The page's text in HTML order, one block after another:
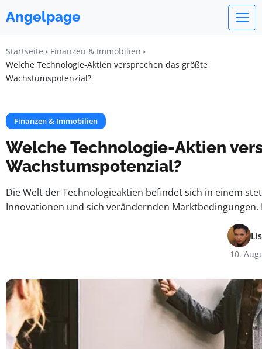
Angelpage
Startseite
Finanzen & Immobilien
Welche Technologie-Aktien versprechen das größte
Wachstumspotenzial?
Finanzen & Immobilien
Welche Technologie-Aktien
Wachstumspotenzial?
Die Welt der Technologieaktien befindet sich in einem
Innovationen und sich verändernden
10.